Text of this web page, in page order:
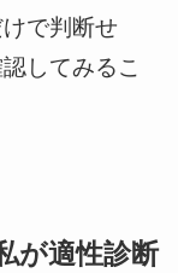
で判断せ
してみるこ
が適性診断